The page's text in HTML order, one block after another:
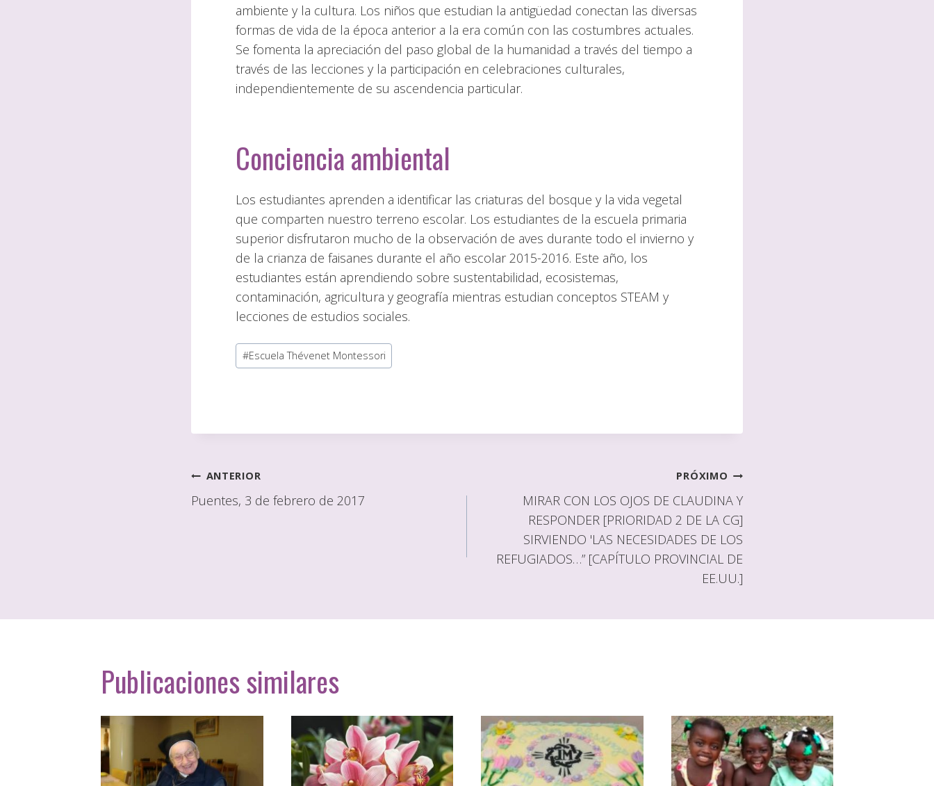
ambiente y la cultura. Los niños que estudian la antigüedad conectan las diversas
formas de vida de la época anterior a la era común con las costumbres actuales.
Se fomenta la apreciación del paso global de la humanidad a través del tiempo a
través de las lecciones y la participación en celebraciones culturales,
independientemente de su ascendencia particular.
Conciencia ambiental
Los estudiantes aprenden a identificar las criaturas del bosque y la vida vegetal
que comparten nuestro terreno escolar. Los estudiantes de la escuela primaria
superior disfrutaron mucho de la observación de aves durante todo el invierno y
de la crianza de faisanes durante el año escolar 2015-2016. Este año, los
estudiantes están aprendiendo sobre sustentabilidad, ecosistemas,
contaminación, agricultura y geografía mientras estudian conceptos STEAM y
lecciones de estudios sociales.
Etiquetas
de
#Escuela Thévenet Montessori
Navegación
de
ANTERIOR
Puentes, 3 de febrero de 2017
PRÓXIMO
MIRAR CON LOS OJOS DE CLAUDINA Y
RESPONDER [PRIORIDAD 2 DE LA CG]
SIRVIENDO 'LAS NECESIDADES DE LOS
REFUGIADOS…” [CAPÍTULO PROVINCIAL DE
EE.UU.]
Publicaciones similares